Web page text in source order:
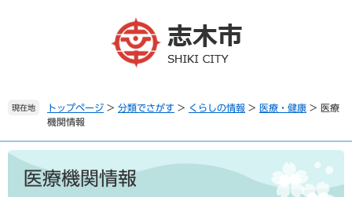
。
て
本
現在地 トップページ > 分類でさがす > くらしの情報 > 医療・健康 > 医療
機関情報
本
医療機関情報